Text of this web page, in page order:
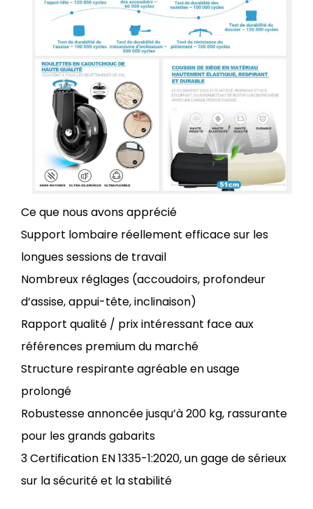
Ce que nous avons apprécié
Support lombaire réellement efficace sur les
longues sessions de travail
Nombreux réglages (accoudoirs, profondeur
d’assise, appui-tête, inclinaison)
Rapport qualité / prix intéressant face aux
références premium du marché
Structure respirante agréable en usage
prolongé
Robustesse annoncée jusqu’à 200 kg, rassurante
pour les grands gabarits
3 Certification EN 1335-1:2020, un gage de sérieux
sur la sécurité et la stabilité